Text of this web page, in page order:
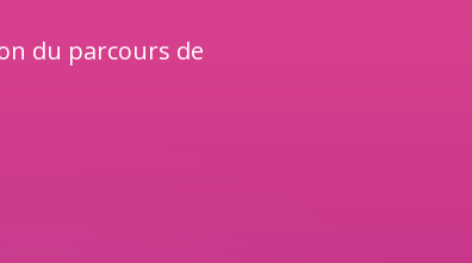
du parcours de